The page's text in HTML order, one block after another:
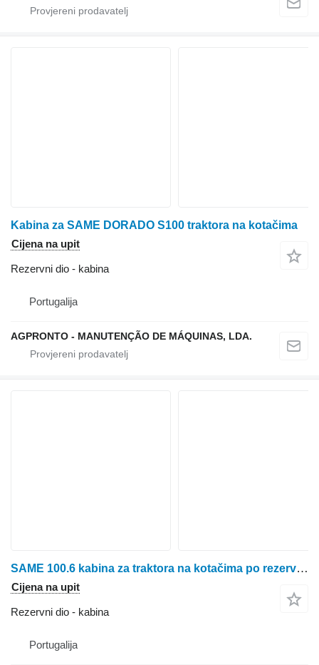
Kabina za SAME DORADO S100 traktora na kotačima
Cijena na upit
Rezervni dio - kabina
Portugalija
AGPRONTO - MANUTENÇÃO DE MÁQUINAS, LDA.
SAME 100.6 kabina za traktora na kotačima po rezervnim dijelovima
Cijena na upit
Rezervni dio - kabina
Portugalija